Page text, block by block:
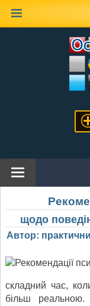
щодо
Автор:
складний час,
більш реальною.